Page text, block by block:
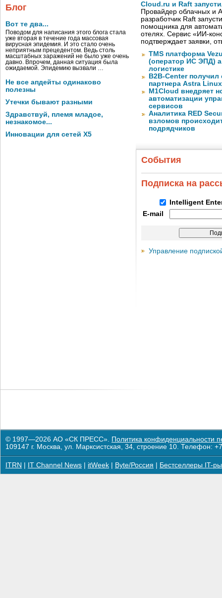
Блог
Вот те два...
Поводом для написания этого блога стала
уже вторая в течение года массовая
вирусная эпидемия. И это стало очень
неприятным прецедентом. Ведь столь
масштабных заражений не было уже очень
давно. Впрочем, данная ситуация была
ожидаемой. Эпидемию вызвали …
Не все апдейты одинаково
полезны
Утечки бывают разными
Здравствуй, племя младое,
незнакомое...
Инновации для сетей X5
Cloud.ru и Raft
Провайдер облачных и
разработчик Raft
помощника для
отелях. Сервис «ИИ-
подтверждает заявки,
TMS платформа
(оператор ИС ЭПД)
логистике
B2B-Center получил
партнера Astra Linux
M1Cloud внедряет
автоматизации
сервисов
Аналитика RED
взломов
подрядчиков
События
Подписка на
Intelligent
E-mail
Управление
© 1997—2026 АО «СК ПРЕСС». Политика конфиденциальности
109147 г. Москва, ул. Марксистская, 34, строение 10. Телефон:
ITRN IT Channel News itWeek Byte/Россия Бестселлеры IT-